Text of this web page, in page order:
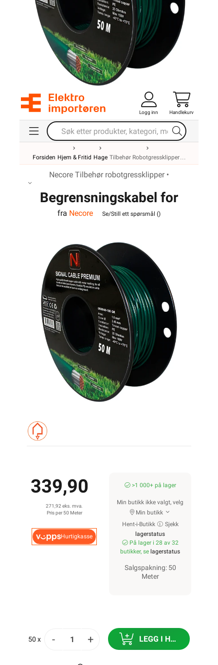
Logg inn Handlekurv
Forsiden Hjem & Fritid Hage Tilbehør Robotgressklipper
Necore Tilbehør robotgressklipper •
Begrensningskabel for
robotgressklipper 50m
fra Necore Se/Still ett spørsmål ()
339,90
271,92 eks. mva.
Pris per 50 Meter
Hurtigkasse
>1 000+ på lager
Min butikk ikke valgt, velg
Min butikk
Hent-i-Butikk
Sjekk
lagerstatus
På lager i 28 av 32
butikker, se lagerstatus
Salgspakning: 50
Meter
50 x - + LEGG I HANDLEKURV